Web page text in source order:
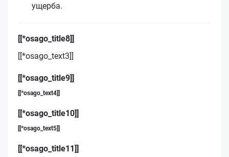
ущерба.
[[*osago_title8]]
[[*osago_text3]]
[[*osago_title9]]
[[*osago_text4]]
[[*osago_title10]]
[[*osago_text5]]
[[*osago_title11]]